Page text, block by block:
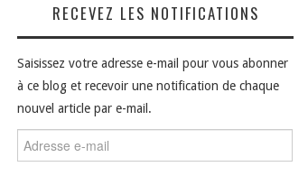
RECEVEZ LES NOTIFICATIONS
Saisissez votre adresse e-mail pour vous abonner
à ce blog et recevoir une notification de chaque
nouvel article par e-mail.
e-